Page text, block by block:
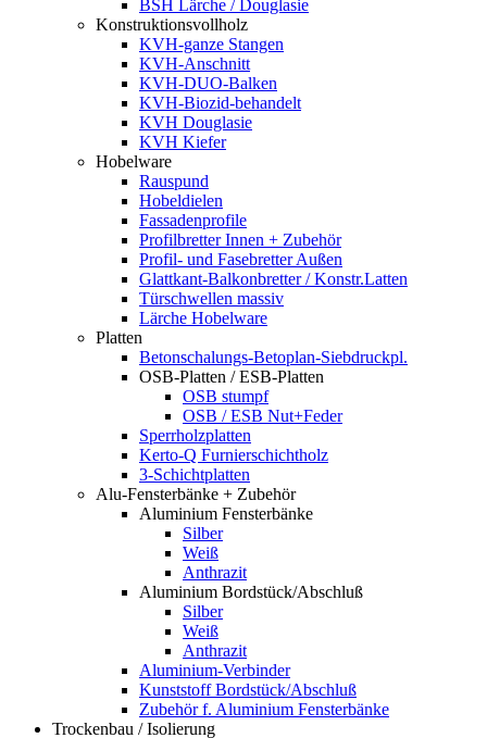
BSH Lärche / Douglasie
Konstruktionsvollholz
KVH-ganze Stangen
KVH-Anschnitt
KVH-DUO-Balken
KVH-Biozid-behandelt
KVH Douglasie
KVH Kiefer
Hobelware
Rauspund
Hobeldielen
Fassadenprofile
Profilbretter Innen + Zubehör
Profil- und Fasebretter Außen
Glattkant-Balkonbretter / Konstr.Latten
Türschwellen massiv
Lärche Hobelware
Platten
Betonschalungs-Betoplan-Siebdruckpl.
OSB-Platten / ESB-Platten
OSB stumpf
OSB / ESB Nut+Feder
Sperrholzplatten
Kerto-Q Furnierschichtholz
3-Schichtplatten
Alu-Fensterbänke + Zubehör
Aluminium Fensterbänke
Silber
Weiß
Anthrazit
Aluminium Bordstück/Abschluß
Silber
Weiß
Anthrazit
Aluminium-Verbinder
Kunststoff Bordstück/Abschluß
Zubehör f. Aluminium Fensterbänke
Trockenbau / Isolierung